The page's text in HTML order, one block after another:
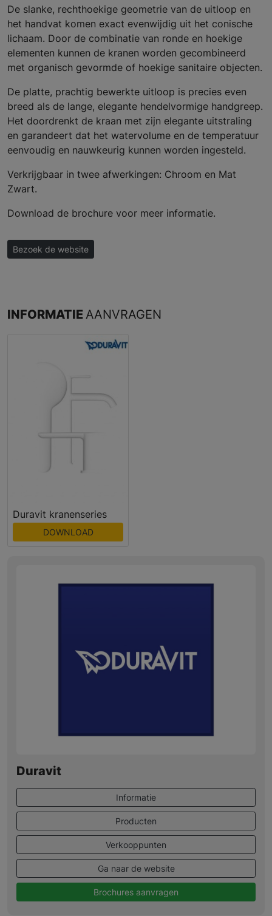
De slanke, rechthoekige geometrie van de uitloop en
het handvat komen exact evenwijdig uit het conische
lichaam. Door de combinatie van ronde en hoekige
elementen kunnen de kranen worden gecombineerd
met organisch gevormde of hoekige sanitaire objecten.
De platte, prachtig bewerkte uitloop is precies even
breed als de lange, elegante hendelvormige handgreep.
Het doordrenkt de kraan met zijn elegante uitstraling
en garandeert dat het watervolume en de temperatuur
eenvoudig en nauwkeurig kunnen worden ingesteld.
Verkrijgbaar in twee afwerkingen: Chroom en Mat
Zwart.
Download de brochure voor meer informatie.
Bezoek de website
INFORMATIE AANVRAGEN
Duravit kranenseries
DOWNLOAD
Duravit
Informatie
Producten
Verkooppunten
Ga naar de website
Brochures aanvragen